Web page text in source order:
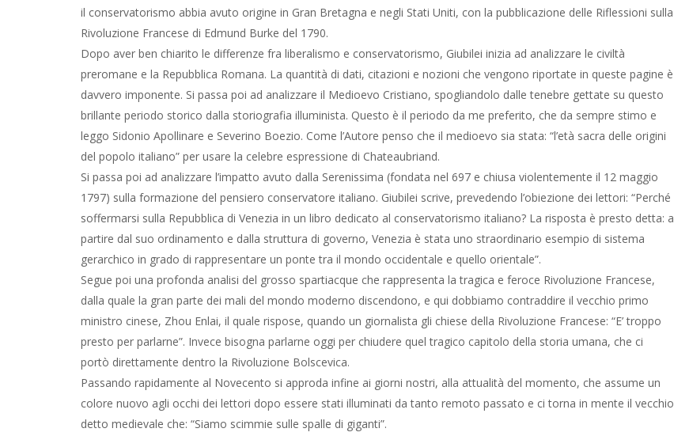
il conservatorismo abbia avuto origine in Gran Bretagna e negli Stati Uniti, con la pubblicazione delle Riflessioni sulla
Rivoluzione Francese di Edmund Burke del 1790.
Dopo aver ben chiarito le differenze fra liberalismo e conservatorismo, Giubilei inizia ad analizzare le civiltà
preromane e la Repubblica Romana. La quantità di dati, citazioni e nozioni che vengono riportate in queste pagine è
davvero imponente. Si passa poi ad analizzare il Medioevo Cristiano, spogliandolo dalle tenebre gettate su questo
brillante periodo storico dalla storiografia illuminista. Questo è il periodo da me preferito, che da sempre stimo e
leggo Sidonio Apollinare e Severino Boezio. Come l’Autore penso che il medioevo sia stata: “l’età sacra delle origini
del popolo italiano” per usare la celebre espressione di Chateaubriand.
Si passa poi ad analizzare l’impatto avuto dalla Serenissima (fondata nel 697 e chiusa violentemente il 12 maggio
1797) sulla formazione del pensiero conservatore italiano. Giubilei scrive, prevedendo l’obiezione dei lettori: “Perché
soffermarsi sulla Repubblica di Venezia in un libro dedicato al conservatorismo italiano? La risposta è presto detta: a
partire dal suo ordinamento e dalla struttura di governo, Venezia è stata uno straordinario esempio di sistema
gerarchico in grado di rappresentare un ponte tra il mondo occidentale e quello orientale”.
Segue poi una profonda analisi del grosso spartiacque che rappresenta la tragica e feroce Rivoluzione Francese,
dalla quale la gran parte dei mali del mondo moderno discendono, e qui dobbiamo contraddire il vecchio primo
ministro cinese, Zhou Enlai, il quale rispose, quando un giornalista gli chiese della Rivoluzione Francese: “E’ troppo
presto per parlarne”. Invece bisogna parlarne oggi per chiudere quel tragico capitolo della storia umana, che ci
portò direttamente dentro la Rivoluzione Bolscevica.
Passando rapidamente al Novecento si approda infine ai giorni nostri, alla attualità del momento, che assume un
colore nuovo agli occhi dei lettori dopo essere stati illuminati da tanto remoto passato e ci torna in mente il vecchio
detto medievale che: “Siamo scimmie sulle spalle di giganti”.